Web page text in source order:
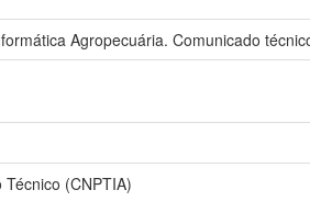
Agropecuária. Comunicado
(CNPTIA)